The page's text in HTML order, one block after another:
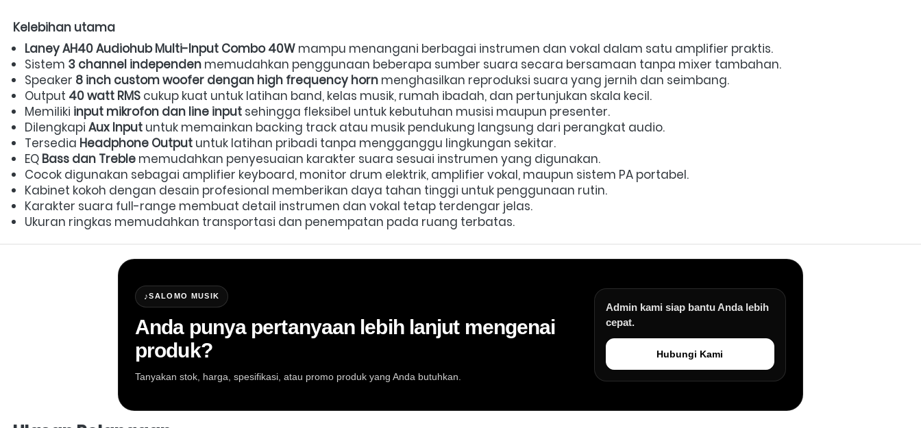
Kelebihan utama
Laney AH40 Audiohub Multi-Input Combo 40W mampu menangani berbagai instrumen dan vokal dalam satu amplifier praktis.
Sistem 3 channel independen memudahkan penggunaan beberapa sumber suara secara bersamaan tanpa mixer tambahan.
Speaker 8 inch custom woofer dengan high frequency horn menghasilkan reproduksi suara yang jernih dan seimbang.
Output 40 watt RMS cukup kuat untuk latihan band, kelas musik, rumah ibadah, dan pertunjukan skala kecil.
Memiliki input mikrofon dan line input sehingga fleksibel untuk kebutuhan musisi maupun presenter.
Dilengkapi Aux Input untuk memainkan backing track atau musik pendukung langsung dari perangkat audio.
Tersedia Headphone Output untuk latihan pribadi tanpa mengganggu lingkungan sekitar.
EQ Bass dan Treble memudahkan penyesuaian karakter suara sesuai instrumen yang digunakan.
Cocok digunakan sebagai amplifier keyboard, monitor drum elektrik, amplifier vokal, maupun sistem PA portabel.
Kabinet kokoh dengan desain profesional memberikan daya tahan tinggi untuk penggunaan rutin.
Karakter suara full-range membuat detail instrumen dan vokal tetap terdengar jelas.
Ukuran ringkas memudahkan transportasi dan penempatan pada ruang terbatas.
♪SALOMO MUSIK
Anda punya pertanyaan lebih lanjut mengenai
produk?
Tanyakan stok, harga, spesifikasi, atau promo produk yang Anda butuhkan.
Admin kami siap bantu Anda lebih
cepat.
Hubungi Kami